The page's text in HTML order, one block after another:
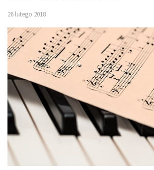
26 lutego 2018